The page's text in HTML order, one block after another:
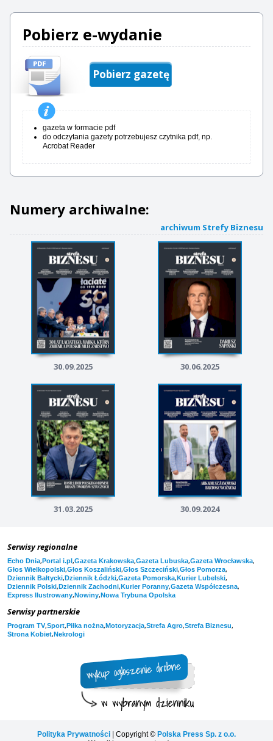
Pobierz e-wydanie
Pobierz gazetę
gazeta w formacie pdf
do odczytania gazety potrzebujesz czytnika pdf, np.
Acrobat Reader
Numery archiwalne:
archiwum Strefy Biznesu
30.09.2025 30.06.2025
31.03.2025 30.09.2024
Serwisy regionalne
Echo Dnia,Portal i.pl,Gazeta Krakowska,Gazeta Lubuska,Gazeta Wrocławska,
Głos Wielkopolski,Głos Koszaliński,Głos Szczeciński,Głos Pomorza,
Dziennik Bałtycki,Dziennik Łódzki,Gazeta Pomorska,Kurier Lubelski,
Dziennik Polski,Dziennik Zachodni,Kurier Poranny,Gazeta Współczesna,
Express Ilustrowany,Nowiny,Nowa Trybuna Opolska
Serwisy partnerskie
Program TV,Sport,Piłka nożna,Motoryzacja,Strefa Agro,Strefa Biznesu,
Strona Kobiet,Nekrologi
Polityka Prywatności | Copyright © Polska Press Sp. z o.o.